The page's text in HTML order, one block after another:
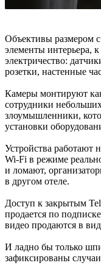
Объективы размером
элементы интерьера,
электричество:
розетки, настенные
Камеры монтируют
сотрудники
злоумышленники,
установки
Устройства работают
Wi-Fi в режиме
и ломают,
в другом отеле.
Доступ к закрытым
продается по
видео продаются в
И ладно бы только
зафиксированы